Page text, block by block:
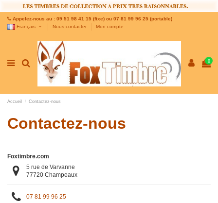
Appelez-nous au : 09 51 98 41 15 (fixe) ou 07 81 99 96 25 (portable)
Français
Nous contacter Mon compte
0
Accueil Contactez-nous
Contactez-nous
Foxtimbre.com
5 rue de Varvanne
77720 Champeaux
07 81 99 96 25